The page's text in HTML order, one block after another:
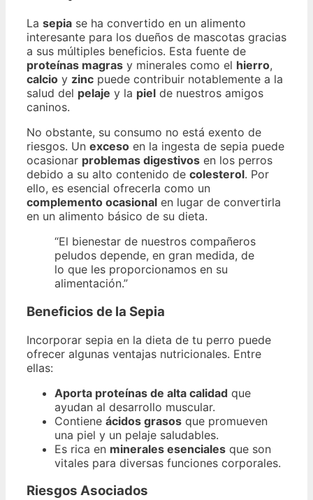
La sepia se ha convertido en un alimento
interesante para los dueños de mascotas gracias
a sus múltiples beneficios. Esta fuente de
proteínas magras y minerales como el hierro,
calcio y zinc puede contribuir notablemente a la
salud del pelaje y la piel de nuestros amigos
caninos.
No obstante, su consumo no está exento de
riesgos. Un exceso en la ingesta de sepia puede
ocasionar problemas digestivos en los perros
debido a su alto contenido de colesterol. Por
ello, es esencial ofrecerla como un
complemento ocasional en lugar de convertirla
en un alimento básico de su dieta.
“El bienestar de nuestros compañeros
peludos depende, en gran medida, de
lo que les proporcionamos en su
alimentación.”
Beneficios de la Sepia
Incorporar sepia en la dieta de tu perro puede
ofrecer algunas ventajas nutricionales. Entre
ellas:
Aporta proteínas de alta calidad que
ayudan al desarrollo muscular.
Contiene ácidos grasos que promueven
una piel y un pelaje saludables.
Es rica en minerales esenciales que son
vitales para diversas funciones corporales.
Riesgos Asociados